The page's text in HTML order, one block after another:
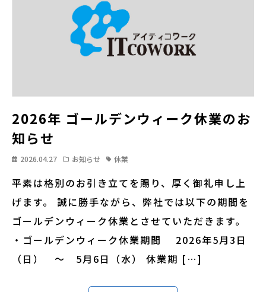
2026年 ゴールデンウィーク休業のお
知らせ
2026.04.27 お知らせ 休業
平素は格別のお引き立てを賜り、厚く御礼申し上
げます。 誠に勝手ながら、弊社では以下の期間を
ゴールデンウィーク休業とさせていただきます。
・ゴールデンウィーク休業期間 2026年5月3日
（日） 〜 5月6日（水） 休業期 […]